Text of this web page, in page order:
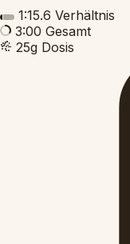
1:15.6 Verhältnis
3:00 Gesamt
25g Dosis